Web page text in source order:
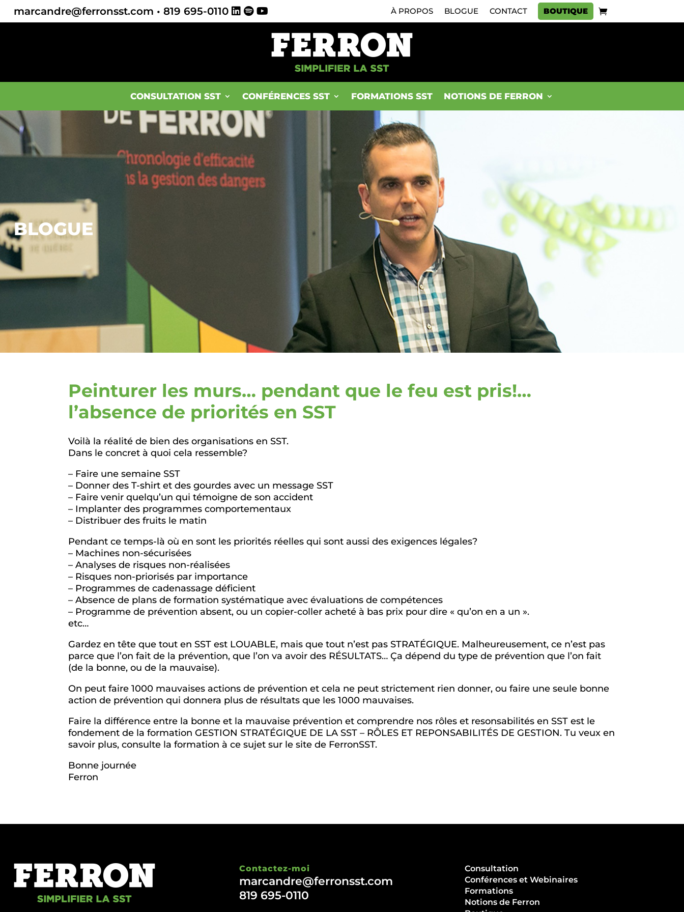
marcandre@ferronsst.com • 819 695-0110 À PROPOS BLOGUE CONTACT BOUTIQUE
CONSULTATION SST CONFÉRENCES SST FORMATIONS SST NOTIONS DE FERRON
BLOGUE
Peinturer les murs… pendant que le feu est pris!…
l’absence de priorités en SST
Voilà la réalité de bien des organisations en SST.
Dans le concret à quoi cela ressemble?
– Faire une semaine SST
– Donner des T-shirt et des gourdes avec un message SST
– Faire venir quelqu’un qui témoigne de son accident
– Implanter des programmes comportementaux
– Distribuer des fruits le matin
Pendant ce temps-là où en sont les priorités réelles qui sont aussi des exigences légales?
– Machines non-sécurisées
– Analyses de risques non-réalisées
– Risques non-priorisés par importance
– Programmes de cadenassage déficient
– Absence de plans de formation systématique avec évaluations de compétences
– Programme de prévention absent, ou un copier-coller acheté à bas prix pour dire « qu’on en a un ».
etc…
Gardez en tête que tout en SST est LOUABLE, mais que tout n’est pas STRATÉGIQUE. Malheureusement, ce n’est pas
parce que l’on fait de la prévention, que l’on va avoir des RÉSULTATS… Ça dépend du type de prévention que l’on fait
(de la bonne, ou de la mauvaise).
On peut faire 1000 mauvaises actions de prévention et cela ne peut strictement rien donner, ou faire une seule bonne
action de prévention qui donnera plus de résultats que les 1000 mauvaises.
Faire la différence entre la bonne et la mauvaise prévention et comprendre nos rôles et resonsabilités en SST est le
fondement de la formation GESTION STRATÉGIQUE DE LA SST – RÔLES ET REPONSABILITÉS DE GESTION. Tu veux en
savoir plus, consulte la formation à ce sujet sur le site de FerronSST.
Bonne journée
Ferron
Contactez-moi
marcandre@ferronsst.com
819 695-0110
Consultation
Conférences et Webinaires
Formations
Notions de Ferron